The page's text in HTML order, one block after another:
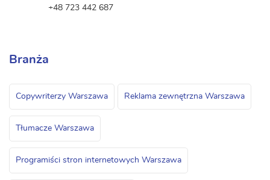
+48 723 442 687
Branża
Copywriterzy Warszawa Reklama zewnętrzna Warszawa
Tłumacze Warszawa
Programiści stron internetowych Warszawa